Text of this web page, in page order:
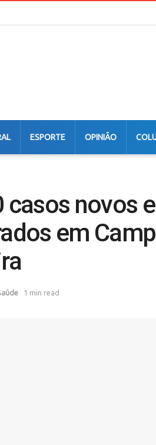
ESPORTE OPINIÃO
novos
em
1 min read